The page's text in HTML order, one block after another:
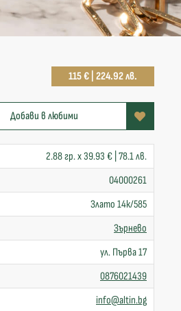
115 € | 224.92 лв.
Добави в любими
2.88 гр. x 39.93 € | 78.1 лв.
04000261
Злато 14к/585
Зърнево
ул. Първа 17
0876021439
info@altin.bg